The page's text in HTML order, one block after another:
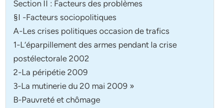
Section II : Facteurs des problèmes
§I -Facteurs sociopolitiques
A-Les crises politiques occasion de trafics
1-L’éparpillement des armes pendant la crise
postélectorale 2002
2-La péripétie 2009
3-La mutinerie du 20 mai 2009 »
B-Pauvreté et chômage